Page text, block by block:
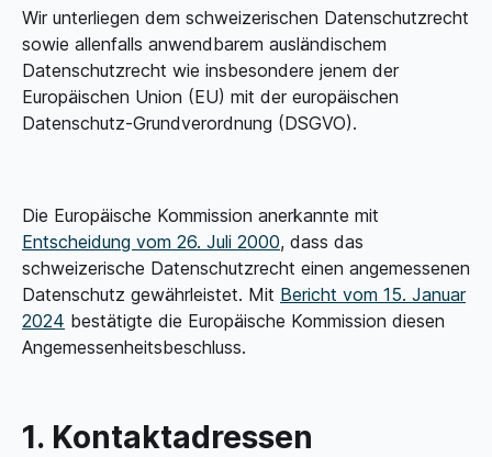
Wir unterliegen dem schweizerischen Datenschutzrecht
sowie allenfalls anwendbarem ausländischem
Datenschutz­recht wie insbesondere jenem der
Europäischen Union (EU) mit der europäischen
Datenschutz-Grund­verordnung (DSGVO).
Die Europäische Kommission anerkannte mit
Entscheidung vom 26. Juli 2000, dass das
schweizerische Datenschutzrecht einen angemessenen
Datenschutz gewährleistet. Mit Bericht vom 15. Januar
2024 bestätigte die Europäische Kommission diesen
Angemessenheits­beschluss.
1. Kontaktadressen